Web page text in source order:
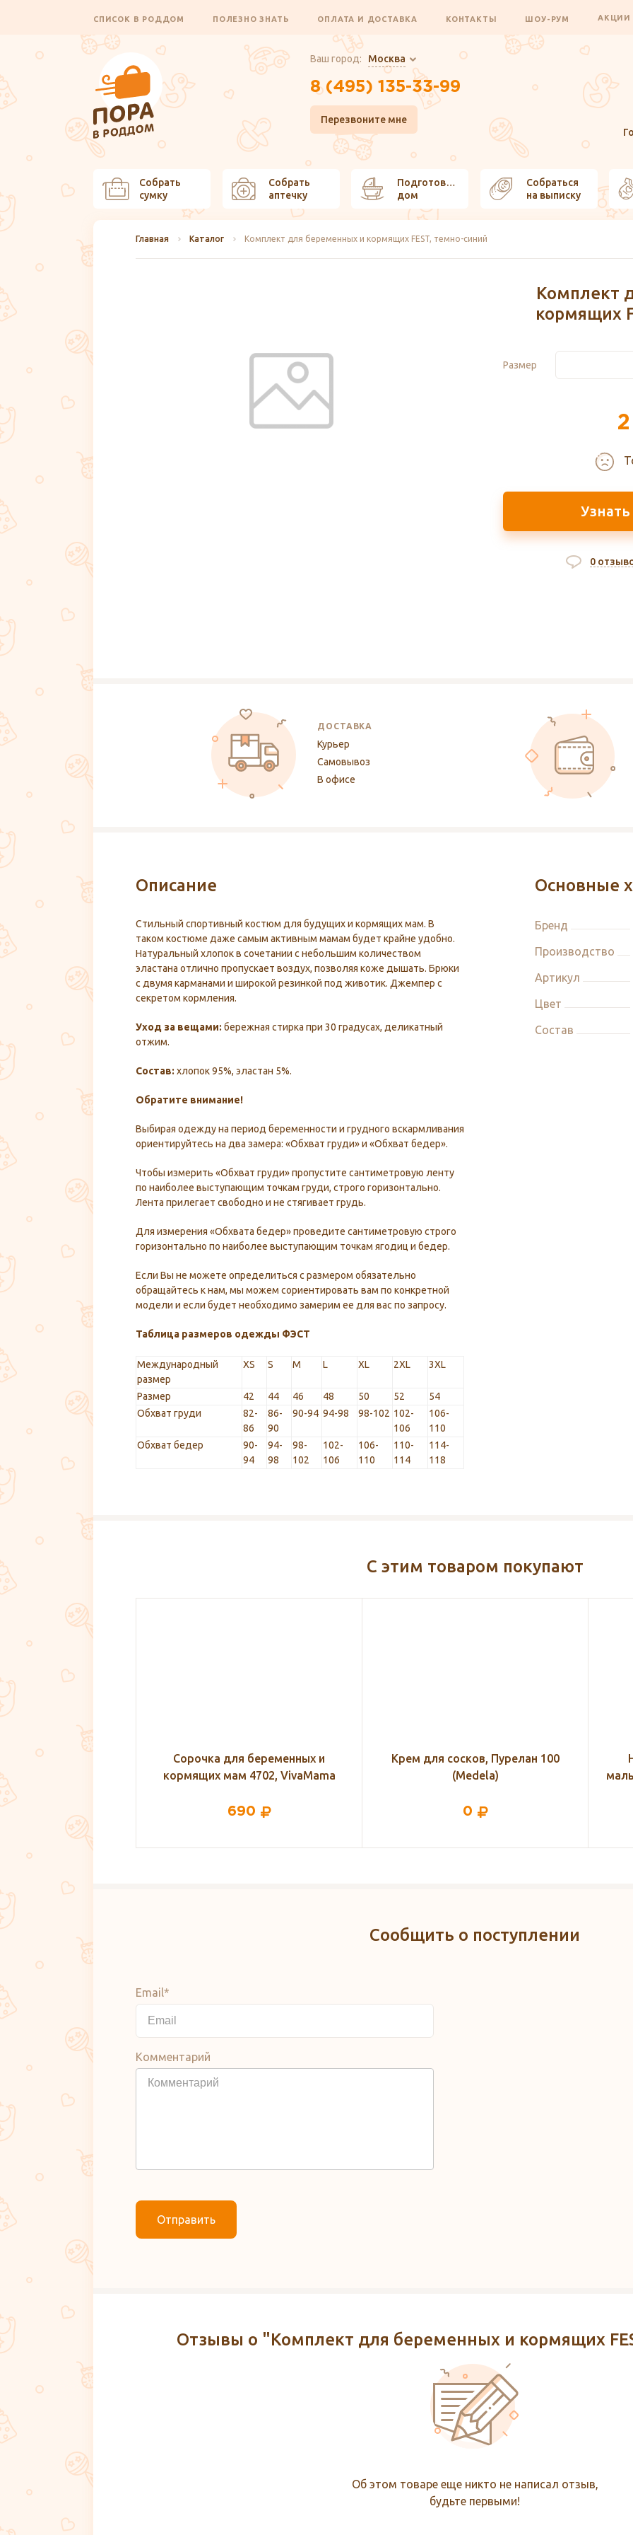
СПИСОК В РОДДОМ ПОЛЕЗНО ЗНАТЬ ОПЛАТА И ДОСТАВКА КОНТАКТЫ ШОУ-РУМ АКЦИИ
Ваш город: Москва
8 (495) 135-33-99
Перезвоните мне
Собрать
сумку
Собрать
аптечку
Подготовить
дом
Собраться
на выписку
Главная Каталог Комплект для беременных и кормящих FEST, темно-синий
Комплект
кормящих
Размер
0
ДОСТАВКА
Курьер
Самовывоз
В офисе
Описание
Стильный спортивный костюм для будущих и кормящих мам. В
таком костюме даже самым активным мамам будет крайне удобно.
Натуральный хлопок в сочетании с небольшим количеством
эластана отлично пропускает воздух, позволяя коже дышать. Брюки
с двумя карманами и широкой резинкой под животик. Джемпер с
секретом кормления.
Уход за вещами: бережная стирка при 30 градусах, деликатный
отжим.
Состав: хлопок 95%, эластан 5%.
Обратите внимание!
Выбирая одежду на период беременности и грудного вскармливания
ориентируйтесь на два замера: «Обхват груди» и «Обхват бедер».
Чтобы измерить «Обхват груди» пропустите сантиметровую ленту
по наиболее выступающим точкам груди, строго горизонтально.
Лента прилегает свободно и не стягивает грудь.
Для измерения «Обхвата бедер» проведите сантиметровую строго
горизонтально по наиболее выступающим точкам ягодиц и бедер.
Если Вы не можете определиться с размером обязательно
обращайтесь к нам, мы можем сориентировать вам по конкретной
модели и если будет необходимо замерим ее для вас по запросу.
Таблица размеров одежды ФЭСТ
Международный
размер
XS S M L XL 2XL 3XL
Размер 42 44 46 48 50 52
54
Обхват груди
82-
86
86-
90
90-94 94-98 98-102 102-
106
106-
110
Обхват бедер
90-
94
94-
98
98-
102
102-
106
106-
110
110-
114
114-
118
Основные
Бренд
Производство
Артикул
Цвет
Состав
С этим товаром покупают
беременных и
4702, VivaMama
Крем для сосков, Пурелан 100
(Medela)
0
Назальный аспиратор для
малышей с 0 месяцев, Аква Марис
744
Сообщить о поступлении
Email*
Комментарий
Отправить
Отзывы о "Комплект для беременных и кормящих
Об этом товаре еще никто не написал отзыв,
будьте первыми!